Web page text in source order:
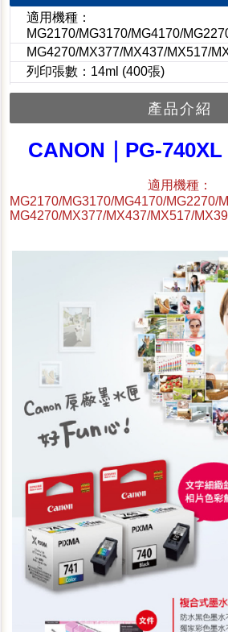
適用機種：
MG2170/MG3170/MG4170/
MG4270/MX377/MX437/MX517/
列印張數：14ml (400張)
產品介紹
CANON｜PG-
適用機種：
MG2170/MG3170/MG4170/MG2270/
MG4270/MX377/MX437/MX517/